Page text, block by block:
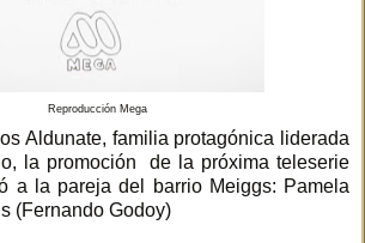
Reproducción Mega
Aldunate, familia protagónica liderada
la promoción de la próxima teleserie
a la pareja del barrio Meiggs: Pamela
(Fernando Godoy)